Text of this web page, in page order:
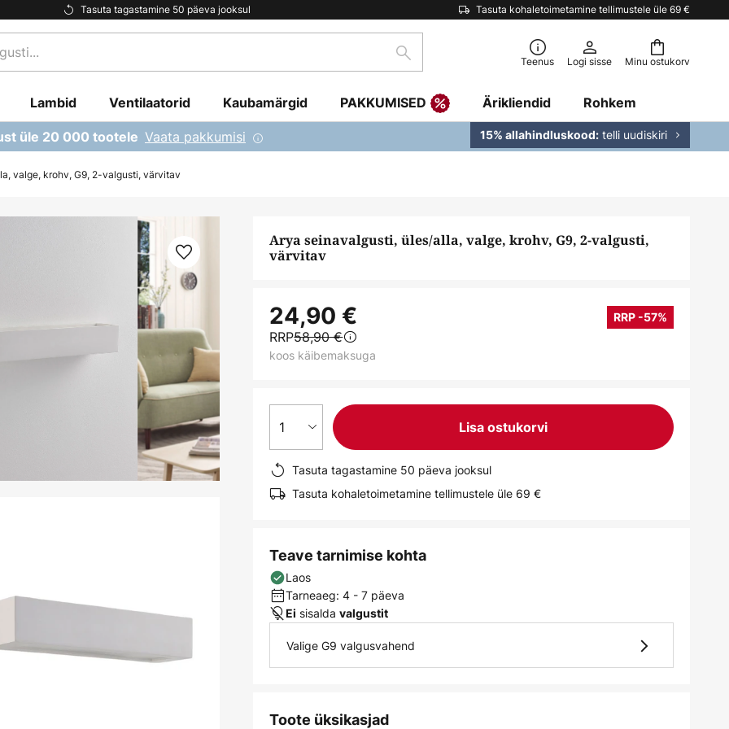
Tasuta tagastamine 50 päeva jooksul Tasuta kohaletoimetamine tellimustele üle 69 €
Minu ostukorv
Otsi Teenus Logi sisse
Lambid Ventilaatorid Kaubamärgid PAKKUMISED Ärikliendid Rohkem
üle 20 000 tootele Vaata pakkumisi 15% allahindluskood: telli uudiskiri
valge, krohv, G9, 2-valgusti, värvitav
Arya seinavalgusti, üles/alla, valge, krohv, G9, 2-valgusti,
värvitav
24,90 € RRP -57%
RRP58,90 €
koos käibemaksuga
1 Lisa ostukorvi
Tasuta tagastamine 50 päeva jooksul
Tasuta kohaletoimetamine tellimustele üle 69 €
Teave tarnimise kohta
Laos
Tarneaeg: 4 - 7 päeva
Ei sisaldavalgustit
Valige G9 valgusvahend
Toote üksikasjad